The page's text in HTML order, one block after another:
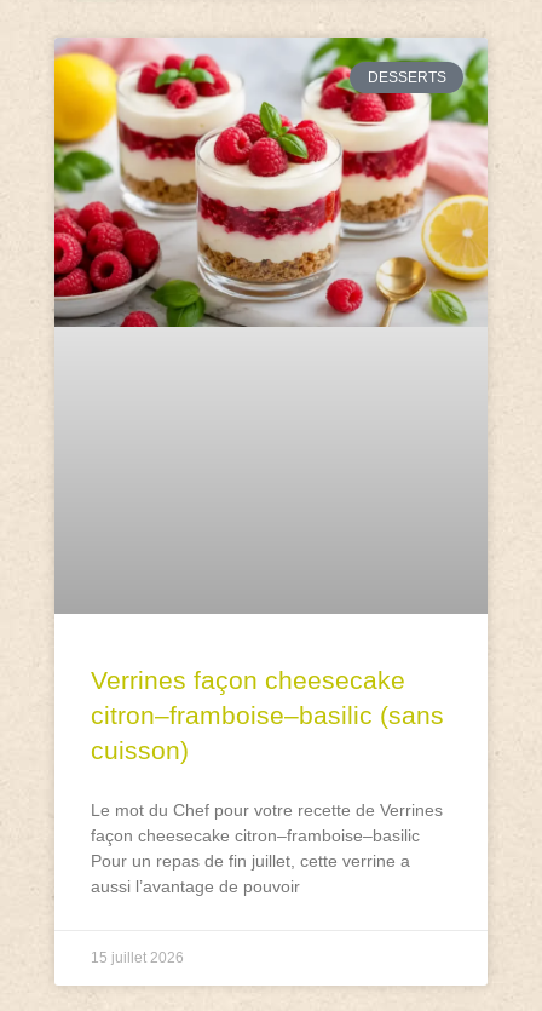
DESSERTS
Verrines façon cheesecake
citron–framboise–basilic (sans
cuisson)
Le mot du Chef pour votre recette de Verrines
façon cheesecake citron–framboise–basilic
Pour un repas de fin juillet, cette verrine a
aussi l’avantage de pouvoir
15 juillet 2026